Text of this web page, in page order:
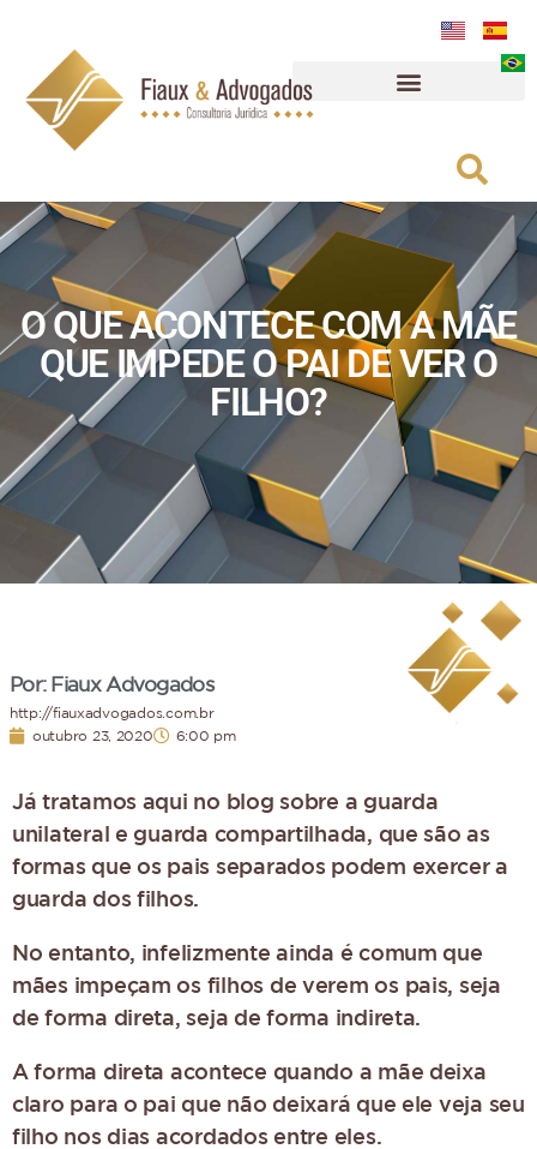
O QUE ACONTECE COM A MÃE
QUE IMPEDE O PAI DE VER O
FILHO?
Por: Fiaux Advogados
http://fiauxadvogados.com.br
outubro 23, 2020
6:00 pm
Já tratamos aqui no blog sobre a guarda
unilateral e guarda compartilhada, que são as
formas que os pais separados podem exercer a
guarda dos filhos.
No entanto, infelizmente ainda é comum que
mães impeçam os filhos de verem os pais, seja
de forma direta, seja de forma indireta.
A forma direta acontece quando a mãe deixa
claro para o pai que não deixará que ele veja seu
filho nos dias acordados entre eles.